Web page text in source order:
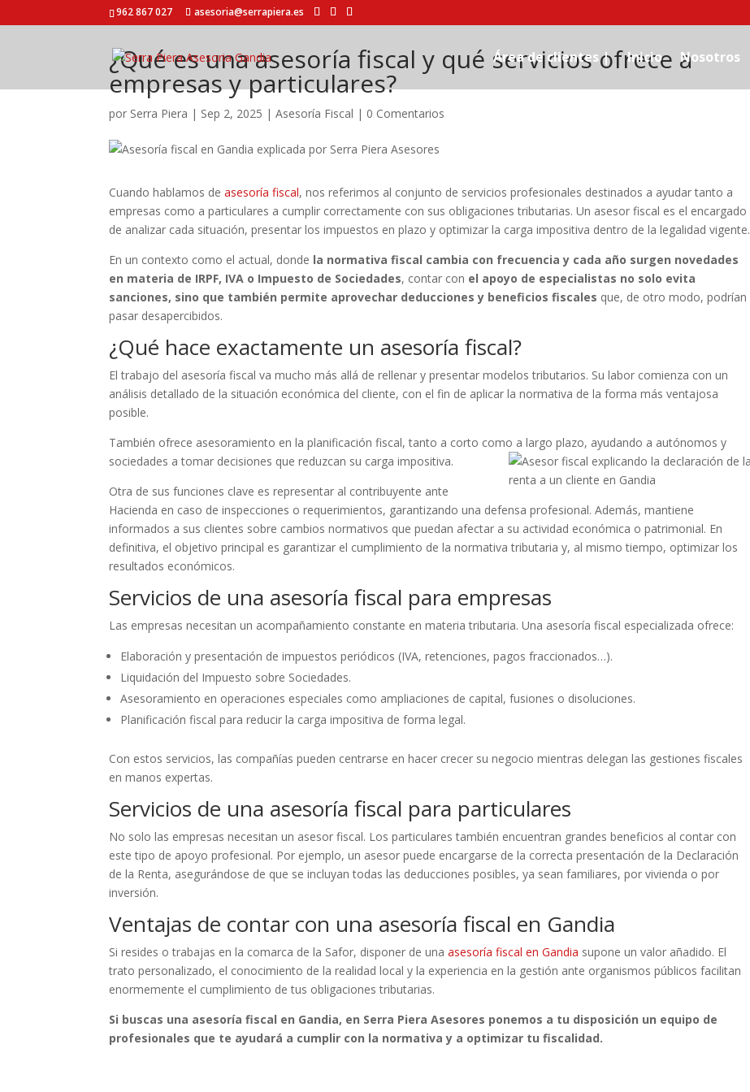
962 867 027 asesoria@serrapiera.es
Área de clientes | Inicio Nosotros
¿Qué es una asesoría fiscal y qué servicios ofrece a
empresas y particulares?
por Serra Piera | Sep 2, 2025 |Asesoría Fiscal | 0 Comentarios
Cuando hablamos deasesoría fiscal, nos referimos al conjunto de servicios profesionales destinados a ayudar tanto a
empresas como a particulares a cumplir correctamente con sus obligaciones tributarias. Un asesor fiscal es el encargado
de analizar cada situación, presentar los impuestos en plazo y optimizar la carga impositiva dentro de la legalidad vigente.
En un contexto como el actual, donde la normativa fiscal cambia con frecuencia y cada año surgen novedades
en materia de IRPF, IVA o Impuesto de Sociedades, contar con el apoyo de especialistas no solo evita
sanciones, sino que también permite aprovechar deducciones y beneficios fiscales que, de otro modo, podrían
pasar desapercibidos.
¿Qué hace exactamente un asesoría fiscal?
El trabajo del asesoría fiscal va mucho más allá de rellenar y presentar modelos tributarios. Su labor comienza con un
análisis detallado de la situación económica del cliente, con el fin de aplicar la normativa de la forma más ventajosa
posible.
También ofrece asesoramiento en la planificación fiscal, tanto a corto como a largo plazo, ayudando a autónomos y
sociedades a tomar decisiones que reduzcan su carga impositiva.
Otra de sus funciones clave es representar al contribuyente ante
Hacienda en caso de inspecciones o requerimientos, garantizando una defensa profesional. Además, mantiene
informados a sus clientes sobre cambios normativos que puedan afectar a su actividad económica o patrimonial. En
definitiva, el objetivo principal es garantizar el cumplimiento de la normativa tributaria y, al mismo tiempo, optimizar los
resultados económicos.
Servicios de una asesoría fiscal para empresas
Las empresas necesitan un acompañamiento constante en materia tributaria. Una asesoría fiscal especializada ofrece:
Elaboración y presentación de impuestos periódicos (IVA, retenciones, pagos fraccionados…).
Liquidación del Impuesto sobre Sociedades.
Asesoramiento en operaciones especiales como ampliaciones de capital, fusiones o disoluciones.
Planificación fiscal para reducir la carga impositiva de forma legal.
Con estos servicios, las compañías pueden centrarse en hacer crecer su negocio mientras delegan las gestiones fiscales
en manos expertas.
Servicios de una asesoría fiscal para particulares
No solo las empresas necesitan un asesor fiscal. Los particulares también encuentran grandes beneficios al contar con
este tipo de apoyo profesional. Por ejemplo, un asesor puede encargarse de la correcta presentación de la Declaración
de la Renta, asegurándose de que se incluyan todas las deducciones posibles, ya sean familiares, por vivienda o por
inversión.
Ventajas de contar con una asesoría fiscal en Gandia
Si resides o trabajas en la comarca de la Safor, disponer de unaasesoría fiscal en Gandia supone un valor añadido. El
trato personalizado, el conocimiento de la realidad local y la experiencia en la gestión ante organismos públicos facilitan
enormemente el cumplimiento de tus obligaciones tributarias.
Si buscas una asesoría fiscal en Gandia, en Serra Piera Asesores ponemos a tu disposición un equipo de
profesionales que te ayudará a cumplir con la normativa y a optimizar tu fiscalidad.